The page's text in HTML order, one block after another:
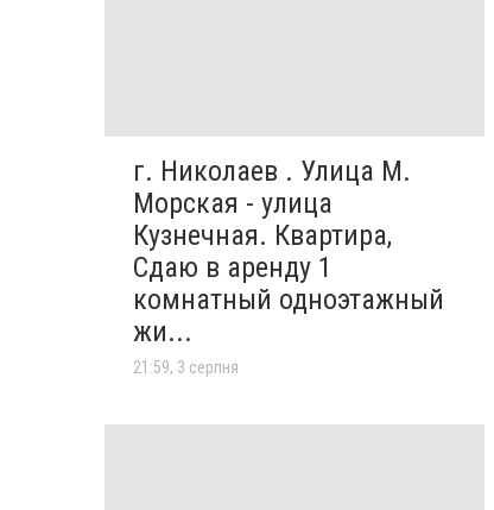
г. Николаев . Улица М.
Морская - улица
Кузнечная. Квартира,
Сдаю в аренду 1
комнатный одноэтажный
жи...
21:59, 3 серпня